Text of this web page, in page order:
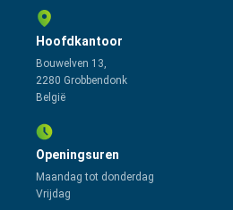
Hoofdkantoor
Bouwelven 13,
2280 Grobbendonk
België
Openingsuren
Maandag tot donderdag
Vrijdag